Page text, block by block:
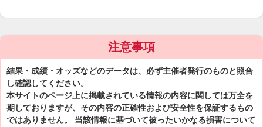
注意事項
結果・成績・オッズなどのデータは、必ず主催者発行のものと照合
し確認してください。
本サイトのページ上に掲載されている情報の内容に関しては万全を
期しておりますが、その内容の正確性および安全性を保証するもの
ではありません。 当該情報に基づいて被ったいかなる損害について